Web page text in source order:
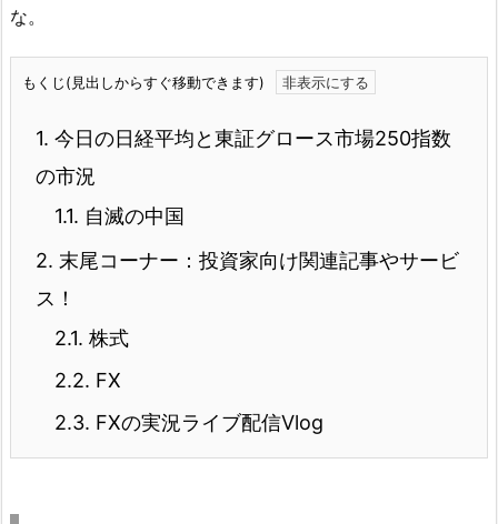
な。
もくじ(見出しからすぐ移動できます)
1. 今日の日経平均と東証グロース市場250指数
の市況
1.1. 自滅の中国
2. 末尾コーナー：投資家向け関連記事やサービ
ス！
2.1. 株式
2.2. FX
2.3. FXの実況ライブ配信Vlog